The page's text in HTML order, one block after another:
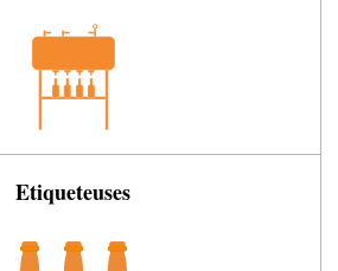
Etiqueteuses